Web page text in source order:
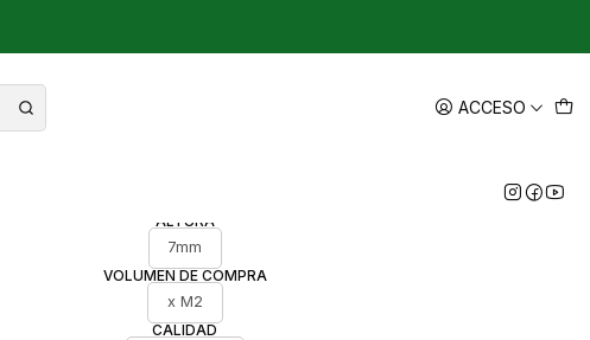
ACCESO
Interiores Con Pasto Sintético -
ALTURA
7mm
VOLUMEN DE COMPRA
x M2
CALIDAD